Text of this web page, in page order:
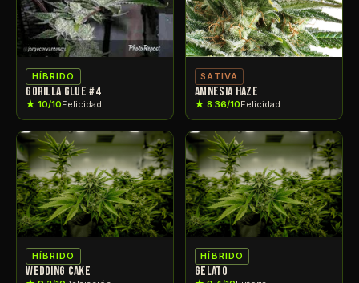
HÍBRIDO
GORILLA GLUE #4
★ 10/10Felicidad
SATIVA
AMNESIA HAZE
★ 8.36/10Felicidad
HÍBRIDO
WEDDING CAKE
HÍBRIDO
GELATO